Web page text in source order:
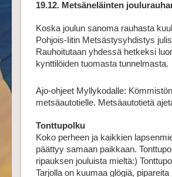
19.12. Metsäneläinten
Koska joulun sanoma rauhasta
Pohjois-Iitin Metsästysyhdistys
Rauhoitutaan yhdessä hetkeksi
kynttilöiden tuomasta tunnelmasta.
Ajo-ohjeet Myllykodalle:
metsäautotielle. Metsäautotietä
Tonttupolku
Koko perheen ja kaikkien
päättyy samaan paikkaan.
ripauksen jouluista mieltä:)
Tarjolla on kuumaa glögiä,